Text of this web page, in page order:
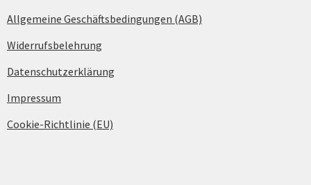
Allgemeine Geschäftsbedingungen (AGB)
Widerrufsbelehrung
Datenschutzerklärung
Impressum
Cookie-Richtlinie (EU)